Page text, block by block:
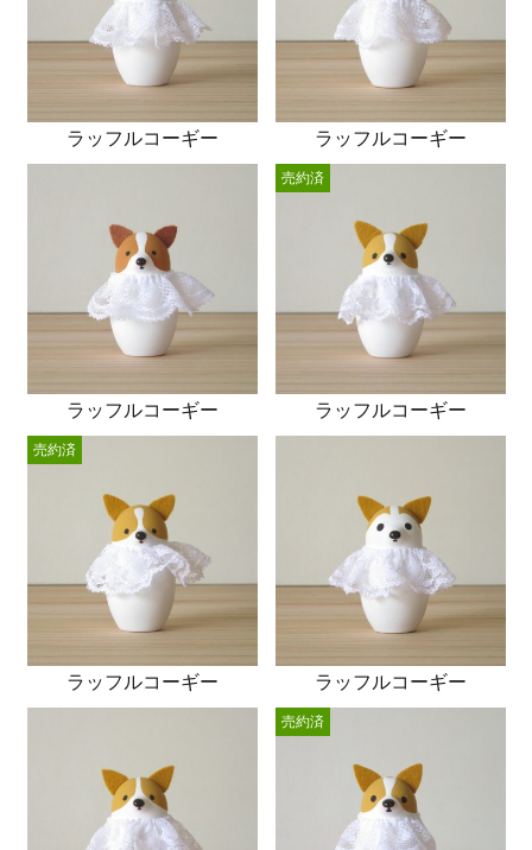
ラッフルコーギー ラッフルコーギー
ラッフルコーギー ラッフルコーギー
売約済
ラッフルコーギー
売約済
ラッフルコーギー
売約済